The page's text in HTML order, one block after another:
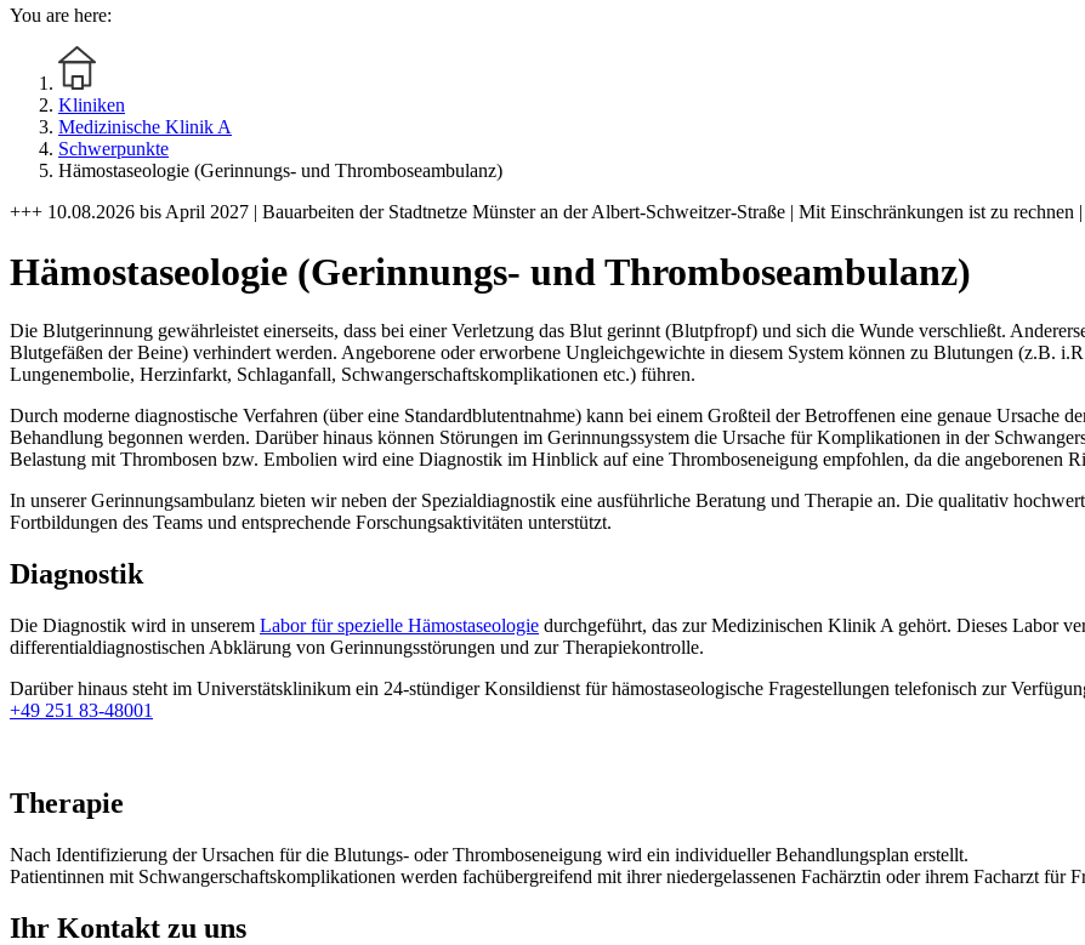
You are here:
Kliniken
Medizinische Klinik A
Schwerpunkte
Hämostaseologie (Gerinnungs- und Thromboseambulanz)
+++ 10.08.2026 bis April 2027 | Bauarbeiten der Stadtnetze Münster an der Albert-Schweitzer-Straße | Mit Einschränkungen ist zu rechnen |
Hämostaseologie (Gerinnungs- und Thromboseambulanz)
Die Blutgerinnung gewährleistet einerseits, dass bei einer Verletzung das Blut gerinnt (Blutpfropf) und sich die Wunde verschließt.
Blutgefäßen der Beine) verhindert werden. Angeborene oder erworbene Ungleichgewichte in diesem System können zu Blutungen (z.B.
Lungenembolie, Herzinfarkt, Schlaganfall, Schwangerschaftskomplikationen etc.) führen.
Durch moderne diagnostische Verfahren (über eine Standardblutentnahme) kann bei einem Großteil der Betroffenen eine genaue Ursache
Behandlung begonnen werden. Darüber hinaus können Störungen im Gerinnungssystem die Ursache für Komplikationen in der
Belastung mit Thrombosen bzw. Embolien wird eine Diagnostik im Hinblick auf eine Thromboseneigung empfohlen, da die angeborenen
In unserer Gerinnungsambulanz bieten wir neben der Spezialdiagnostik eine ausführliche Beratung und Therapie an. Die qualitativ
Fortbildungen des Teams und entsprechende Forschungsaktivitäten unterstützt.
Diagnostik
Die Diagnostik wird in unserem Labor für spezielle Hämostaseologie durchgeführt, das zur Medizinischen Klinik A gehört. Dieses Labor
differentialdiagnostischen Abklärung von Gerinnungsstörungen und zur Therapiekontrolle.
Darüber hinaus steht im Universtätsklinikum ein 24-stündiger Konsildienst für hämostaseologische Fragestellungen telefonisch zur
+49 251 83-48001
Therapie
Nach Identifizierung der Ursachen für die Blutungs- oder Thromboseneigung wird ein individueller Behandlungsplan erstellt.
Patientinnen mit Schwangerschaftskomplikationen werden fachübergreifend mit ihrer niedergelassenen Fachärztin oder ihrem Facharzt für
Ihr Kontakt zu uns